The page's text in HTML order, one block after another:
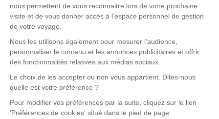
nous permettent de vous reconnaitre lors de votre prochaine
visite et de vous donner accès à l’espace personnel de gestion
de votre voyage.
Nous les utilisons également pour mesurer l’audience,
personnaliser le contenu et les annonces publicitaires et offrir
des fonctionnalités relatives aux médias sociaux.
Le choix de les accepter ou non vous appartient. Dites-nous
quelle est votre préférence ?
Pour modifier vos préférences par la suite, cliquez sur le lien
'Préférences de cookies' situé dans le pied de page.